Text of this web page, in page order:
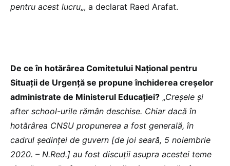
pentru acest lucru„, a declarat Raed Arafat.
De ce în hotărârea Comitetului Național pentru
Situații de Urgență se propune închiderea creșelor
administrate de Ministerul Educației? „Creșele și
after school-urile rămân deschise. Chiar dacă în
hotărârea CNSU propunerea a fost generală, în
cadrul ședinței de guvern [de joi seară, 5 noiembrie
2020. – N.Red.] au fost discuții asupra acestei teme